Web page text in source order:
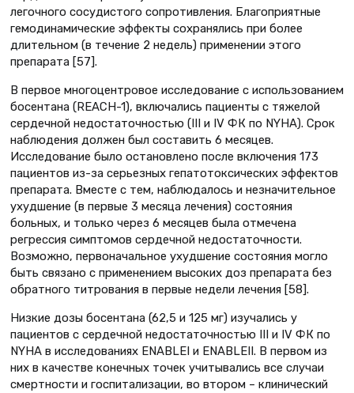
легочного сосудистого сопротивления. Благоприятные
гемодинамические эффекты сохранялись при более
длительном (в течение 2 недель) применении этого
препарата [57].
В первое многоцентровое исследование с использованием
босентана (REACH-1), включались пациенты с тяжелой
сердечной недостаточностью (III и IV ФК по NYHA). Срок
наблюдения должен был составить 6 месяцев.
Исследование было остановлено после включения 173
пациентов из-за серьезных гепатотоксических эффектов
препарата. Вместе с тем, наблюдалось и незначительное
ухудшение (в первые 3 месяца лечения) состояния
больных, и только через 6 месяцев была отмечена
регрессия симптомов сердечной недостаточности.
Возможно, первоначальное ухудшение состояния могло
быть связано с применением высоких доз препарата без
обратного титрования в первые недели лечения [58].
Низкие дозы босентана (62,5 и 125 мг) изучались у
пациентов с сердечной недостаточностью III и IV ФК по
NYHA в исследованиях ENABLEI и ENABLEII. В первом из
них в качестве конечных точек учитывались все случаи
смертности и госпитализации, во втором – клинический